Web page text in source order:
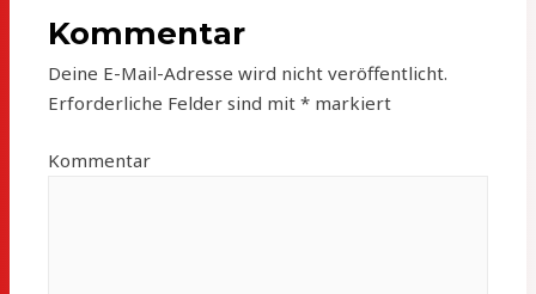
Kommentar
Deine E-Mail-Adresse wird nicht veröffentlicht.
Erforderliche Felder sind mit* markiert
Kommentar